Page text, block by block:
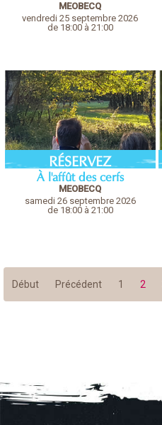
MEOBECQ
vendredi 25 septembre 2026
de 18:00 à 21:00
RÉSERVEZ
À l'affût des cerfs
MEOBECQ
samedi 26 septembre 2026
de 18:00 à 21:00
Début Précédent 1 2